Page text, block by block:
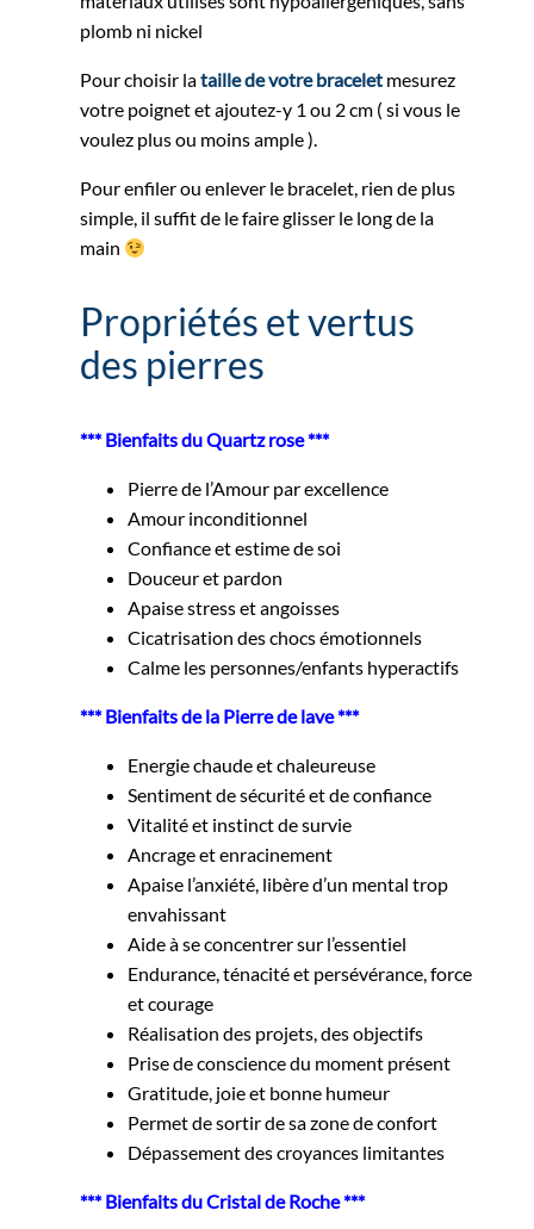
plomb ni nickel
Pour choisir lataille de votre bracelet mesurez
votre poignet et ajoutez-y 1 ou 2 cm ( si vous le
voulez plus ou moins ample ).
Pour enfiler ou enlever le bracelet, rien de plus
simple, il suffit de le faire glisser le long de la
main
Propriétés et vertus
des pierres
*** Bienfaits du Quartz rose ***
Pierre de l’Amour par excellence
Amour inconditionnel
Confiance et estime de soi
Douceur et pardon
Apaise stress et angoisses
Cicatrisation des chocs émotionnels
Calme les personnes/enfants hyperactifs
*** Bienfaits de la Pierre de lave ***
Energie chaude et chaleureuse
Sentiment de sécurité et de confiance
Vitalité et instinct de survie
Ancrage et enracinement
Apaise l’anxiété, libère d’un mental trop
envahissant
Aide à se concentrer sur l’essentiel
Endurance, ténacité et persévérance, force
et courage
Réalisation des projets, des objectifs
Prise de conscience du moment présent
Gratitude, joie et bonne humeur
Permet de sortir de sa zone de confort
Dépassement des croyances limitantes
*** Bienfaits du Cristal de Roche ***